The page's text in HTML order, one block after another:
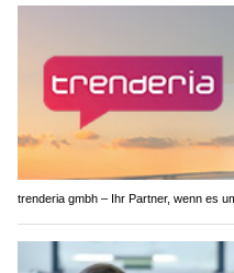
trenderia gmbh – Ihr Partner, wenn es